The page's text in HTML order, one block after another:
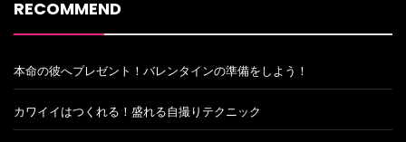
RECOMMEND
本命の彼へプレゼント！バレンタインの準備をしよう！
カワイイはつくれる！盛れる自撮りテクニック